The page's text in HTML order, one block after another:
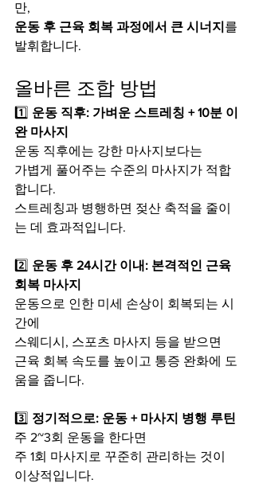
만,
운동 후 근육 회복 과정에서 큰 시너지 를
발휘합니다.
올바른 조합 방법
1️⃣ 운동 직후: 가벼운 스트레칭 + 10분 이
완 마사지
운동 직후에는 강한 마사지보다는
가볍게 풀어주는 수준의 마사지가 적합
합니다.
스트레칭과 병행하면 젖산 축적을 줄이
는 데 효과적입니다.
2️⃣ 운동 후 24시간 이내: 본격적인 근육
회복 마사지
운동으로 인한 미세 손상이 회복되는 시
간에
스웨디시, 스포츠 마사지 등을 받으면
근육 회복 속도를 높이고 통증 완화에 도
움을 줍니다.
3️⃣ 정기적으로: 운동 + 마사지 병행 루틴
주 2~3회 운동을 한다면
주 1회 마사지로 꾸준히 관리하는 것이
이상적입니다.